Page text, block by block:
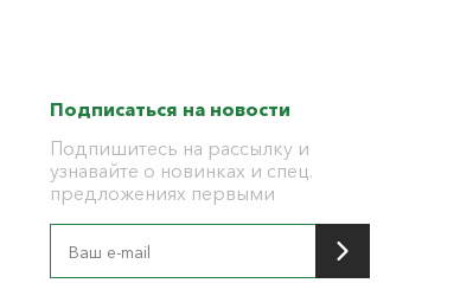
Подписаться на новости
Подпишитесь на рассылку и
узнавайте о новинках и спец.
предложениях первыми